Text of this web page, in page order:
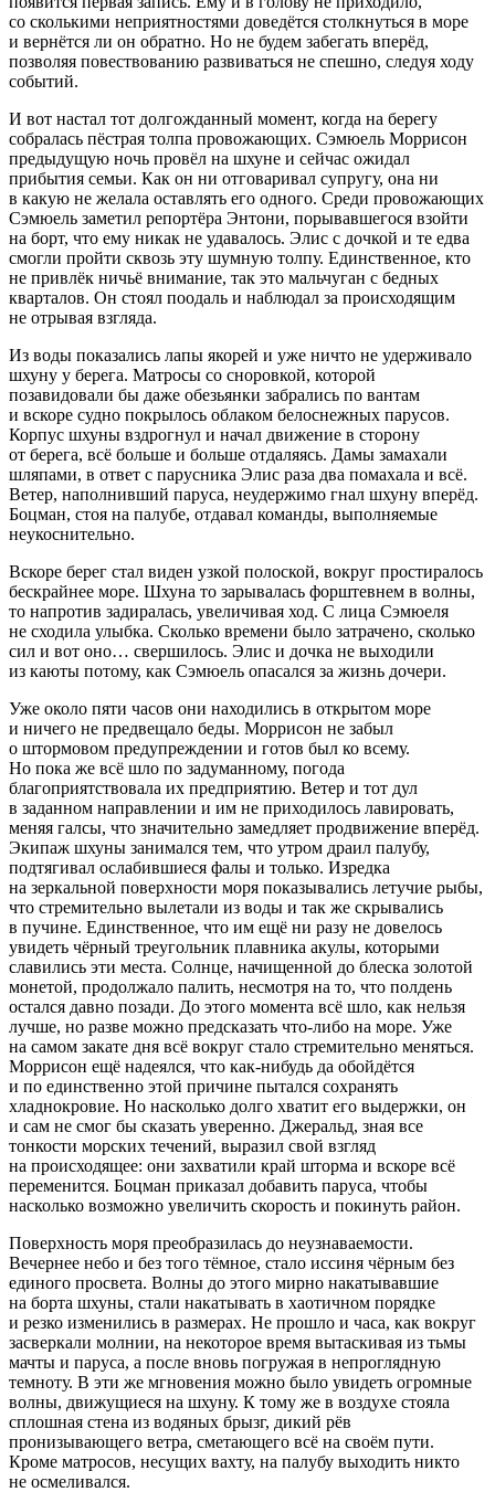
со сколькими неприятностями доведётся столкнуться в море
и вернётся ли он обратно. Но не будем забегать вперёд,
позволяя повествованию развиваться не спешно, следуя ходу
событий.
И вот настал тот долгожданный момент, когда на берегу
собралась пёстрая толпа провожающих. Сэмюель Моррисон
предыдущую ночь провёл на шхуне и сейчас ожидал
прибытия семьи. Как он ни отговаривал супругу, она ни
в какую не желала оставлять его одного. Среди провожающих
Сэмюель заметил репортёра Энтони, порывавшегося взойти
на борт, что ему никак не удавалось. Элис с дочкой и те едва
смогли пройти сквозь эту шумную толпу. Единственное, кто
не привлёк ничьё внимание, так это мальчуган с бедных
кварталов. Он стоял поодаль и наблюдал за происходящим
не отрывая взгляда.
Из воды показались лапы якорей и уже ничто не удерживало
шхуну у берега. Матросы со сноровкой, которой
позавидовали бы даже обезьянки забрались по вантам
и вскоре судно покрылось облаком белоснежных парусов.
Корпус шхуны вздрогнул и начал движение в сторону
от берега, всё больше и больше отдаляясь. Дамы замахали
шляпами, в ответ с парусника Элис раза два помахала и всё.
Ветер, наполнивший паруса, неудержимо гнал шхуну вперёд.
Боцман, стоя на палубе, отдавал команды, выполняемые
неукоснительно.
Вскоре берег стал виден узкой полоской, вокруг простиралось
бескрайнее море. Шхуна то зарывалась форштевнем в волны,
то напротив задиралась, увеличивая ход. С лица Сэмюеля
не сходила улыбка. Сколько времени было затрачено, сколько
сил и вот оно… свершилось. Элис и дочка не выходили
из каюты потому, как Сэмюель опасался за жизнь дочери.
Уже около пяти часов они находились в открытом море
и ничего не предвещало беды. Моррисон не забыл
о штормовом предупреждении и готов был ко всему.
Но пока же всё шло по задуманному, погода
благоприятствовала их предприятию. Ветер и тот дул
в заданном направлении и им не приходилось лавировать,
меняя галсы, что значительно замедляет продвижение вперёд.
Экипаж шхуны занимался тем, что утром драил палубу,
подтягивал ослабившиеся фалы и только. Изредка
на зеркальной поверхности моря показывались летучие рыбы,
что стремительно вылетали из воды и так же скрывались
в пучине. Единственное, что им ещё ни разу не довелось
увидеть чёрный треугольник плавника акулы, которыми
славились эти места. Солнце, начищенной до блеска золотой
монетой, продолжало палить, несмотря на то, что полдень
остался давно позади. До этого момента всё шло, как нельзя
лучше, но разве можно предсказать что-либо на море. Уже
на самом закате дня всё вокруг стало стремительно меняться.
Моррисон ещё надеялся, что как-нибудь да обойдётся
и по единственно этой причине пытался сохранять
хладнокровие. Но насколько долго хватит его выдержки, он
и сам не смог бы сказать уверенно. Джеральд, зная все
тонкости морских течений, выразил свой взгляд
на происходящее: они захватили край шторма и вскоре всё
переменится. Боцман приказал добавить паруса, чтобы
насколько возможно увеличить скорость и покинуть район.
Поверхность моря преобразилась до неузнаваемости.
Вечернее небо и без того тёмное, стало иссиня чёрным без
единого просвета. Волны до этого мирно накатывавшие
на борта шхуны, стали накатывать в хаотичном порядке
и резко изменились в размерах. Не прошло и часа, как вокруг
засверкали молнии, на некоторое время вытаскивая из тьмы
мачты и паруса, а после вновь погружая в непроглядную
темноту. В эти же мгновения можно было увидеть огромные
волны, движущиеся на шхуну. К тому же в воздухе стояла
сплошная стена из водяных брызг, дикий рёв
пронизывающего ветра, сметающего всё на своём пути.
Кроме матросов, несущих вахту, на палубу выходить никто
не осмеливался.